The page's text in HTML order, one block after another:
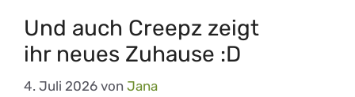
Und auch Creepz zeigt
ihr neues Zuhause :D
4. Juli 2026 von Jana